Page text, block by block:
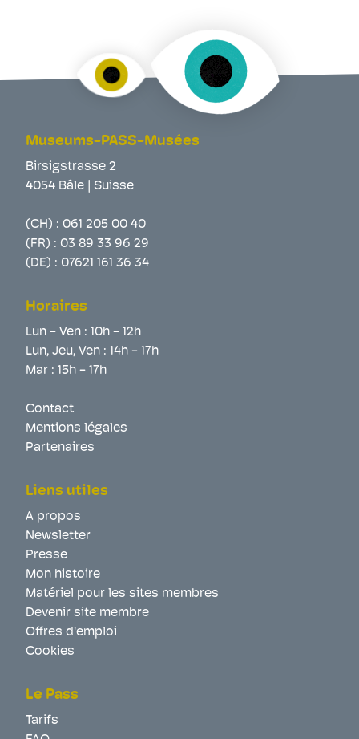
Museums-PASS-Musées
Birsigstrasse 2
4054 Bâle | Suisse
(CH) : 061 205 00 40
(FR) : 03 89 33 96 29
(DE) : 07621 161 36 34
Horaires
Lun - Ven : 10h - 12h
Lun, Jeu, Ven : 14h - 17h
Mar : 15h - 17h
Contact
Mentions légales
Partenaires
Liens utiles
A propos
Newsletter
Presse
Mon histoire
Matériel pour les sites membres
Devenir site membre
Offres d'emploi
Cookies
Le Pass
Tarifs